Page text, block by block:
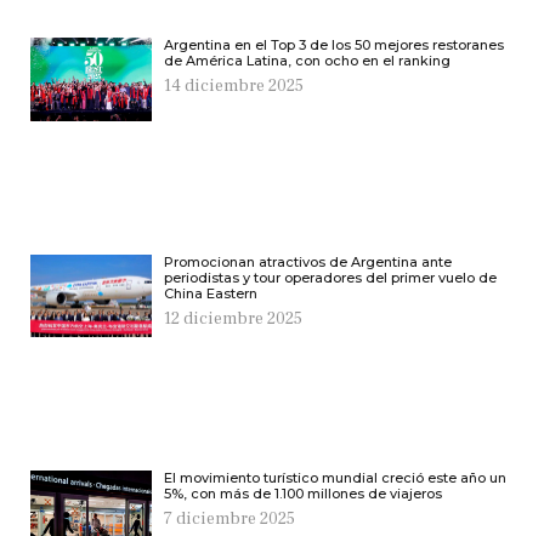
Argentina en el Top 3 de los 50 mejores restoranes
de América Latina, con ocho en el ranking
14 diciembre 2025
Promocionan atractivos de Argentina ante
periodistas y tour operadores del primer vuelo de
China Eastern
12 diciembre 2025
El movimiento turístico mundial creció este año un
5%, con más de 1.100 millones de viajeros
7 diciembre 2025